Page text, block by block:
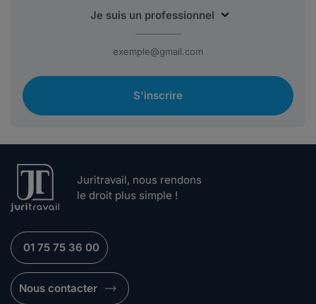
S'inscrire
Juritravail, nous rendons
le droit plus simple !
01 75 75 36 00
Nous contacter